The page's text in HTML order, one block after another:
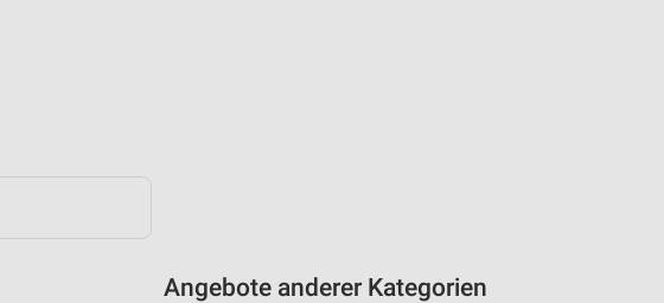
Angebote anderer Kategorien